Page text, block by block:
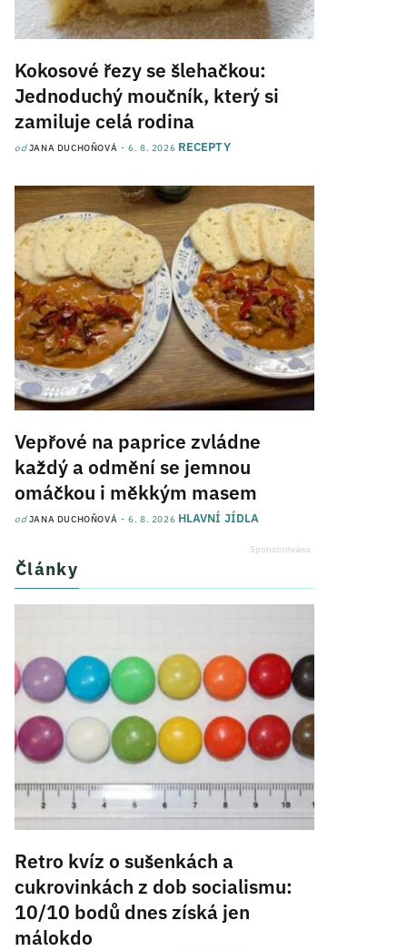
Kokosové řezy se šlehačkou:
Jednoduchý moučník, který si
zamiluje celá rodina
odJANA DUCHOŇOVÁ 6. 8. 2026 RECEPTY
Vepřové na paprice zvládne
každý a odmění se jemnou
omáčkou i měkkým masem
odJANA DUCHOŇOVÁ 6. 8. 2026 HLAVNÍ JÍDLA
Články
Retro kvíz o sušenkách a
cukrovinkách z dob socialismu:
10/10 bodů dnes získá jen
málokdo